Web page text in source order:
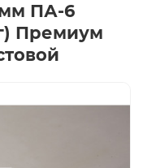
ПА-6
Премиум